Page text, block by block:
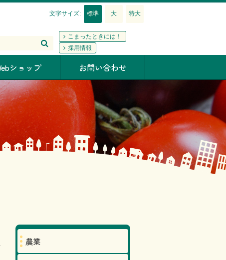
文字サイズ: 標準 大 特大
検索
こまったときには！
採用情報
ショップ お問い合わせ
農業